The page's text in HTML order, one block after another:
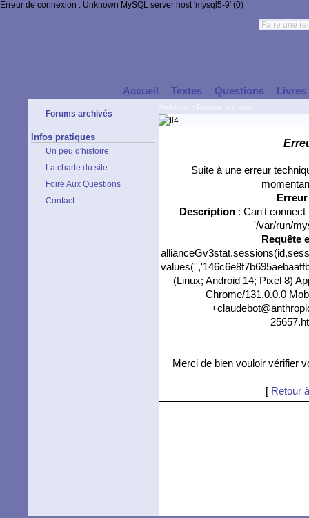
Erreur de connexion : Unknown MySQL server host 'mysql5-9' (0)
Accueil Textes Questions Livres
Forums archivés
Infos pratiques
Un peu d'histoire
La charte du site
Foire Aux Questions
Contact
Suite à une erreur
Description: Can't connect
'/var/run/
Requête
(Linux; Android 14; Pixel 8)
Chrome/131.0.0.0
Merci de bien vouloir vérifier
[ Retour